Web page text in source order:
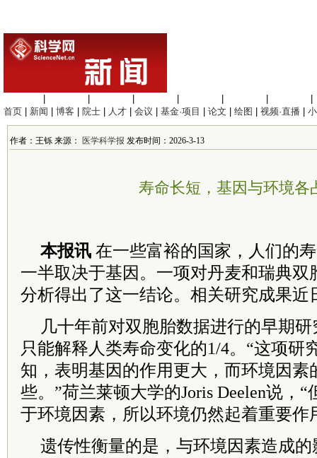
首页
新闻 博客 院士 人才 会议 基金·项目 论文 绘图 视频·直播
作者：王铄 来源： 医学科学报 发布时间：2026-3-13
寿命长短，基因与环境各
本报讯 在一些富裕的国家，人们的
一半取决于基因。一项对丹麦和瑞典双
分析得出了这一结论。相关研究成果近
几十年前对双胞胎数据进行的早期
只能解释人类寿命变化的1/4。“这项研
知，表明基因的作用更大，而环境因素
些。”荷兰莱顿大学的Joris Deelen说，
于环境因素，所以环境仍然起着重要作
遗传性衡量的是，与环境因素造成